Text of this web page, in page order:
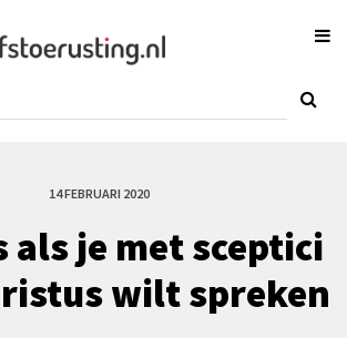
14 FEBRUARI 2020
als je met sceptici
wilt spreken